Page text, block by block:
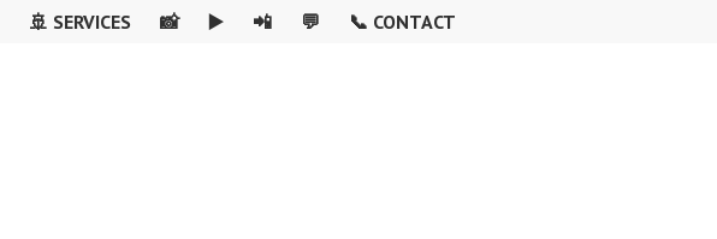
🚢 SERVICES 📸 ▶️ 📲 💬 📞 CONTACT